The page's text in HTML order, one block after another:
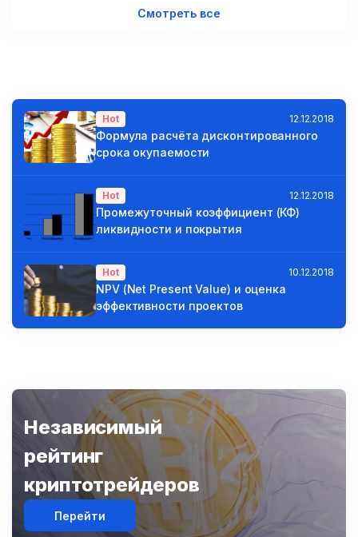
Смотреть все
Hot 12.12.2018
Формула расчёта дисконтированного
срока окупаемости
Hot 12.12.2018
Промежуточный коэффициент (КФ)
ликвидности и покрытия
Hot 10.12.2018
NPV (Net Present Value) и оценка
эффективности проектов
Независимый
рейтинг
криптотрейдеров
Перейти